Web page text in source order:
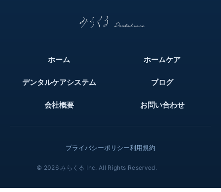
ホーム ホームケア
デンタルケアシステム ブログ
会社概要 お問い合わせ
プライバシーポリシー利用規約
© 2026 みらくる Inc. All Rights Reserved.